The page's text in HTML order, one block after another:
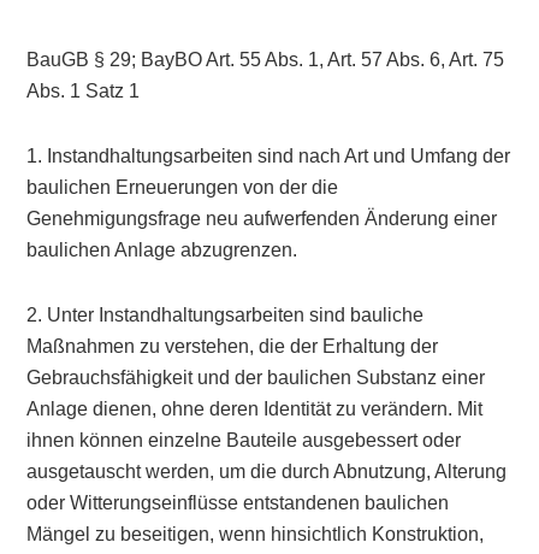
BauGB § 29; BayBO Art. 55 Abs. 1, Art. 57 Abs. 6, Art. 75
Abs. 1 Satz 1
1. Instandhaltungsarbeiten sind nach Art und Umfang der
baulichen Erneuerungen von der die
Genehmigungsfrage neu aufwerfenden Änderung einer
baulichen Anlage abzugrenzen.
2. Unter Instandhaltungsarbeiten sind bauliche
Maßnahmen zu verstehen, die der Erhaltung der
Gebrauchsfähigkeit und der baulichen Substanz einer
Anlage dienen, ohne deren Identität zu verändern. Mit
ihnen können einzelne Bauteile ausgebessert oder
ausgetauscht werden, um die durch Abnutzung, Alterung
oder Witterungseinflüsse entstandenen baulichen
Mängel zu beseitigen, wenn hinsichtlich Konstruktion,